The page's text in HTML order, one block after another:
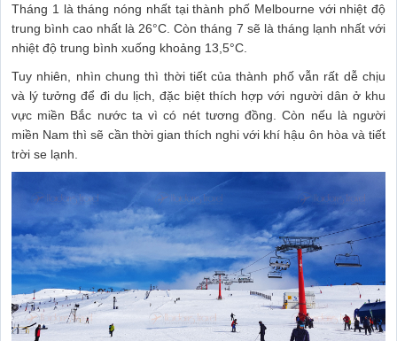
Tháng 1 là tháng nóng nhất tại thành phố Melbourne với nhiệt độ
trung bình cao nhất là 26°C. Còn tháng 7 sẽ là tháng lạnh nhất với
nhiệt độ trung bình xuống khoảng 13,5°C.
Tuy nhiên, nhìn chung thì thời tiết của thành phố vẫn rất dễ chịu
và lý tưởng để đi du lịch, đặc biệt thích hợp với người dân ở khu
vực miền Bắc nước ta vì có nét tương đồng. Còn nếu là người
miền Nam thì sẽ cần thời gian thích nghi với khí hậu ôn hòa và tiết
trời se lạnh.